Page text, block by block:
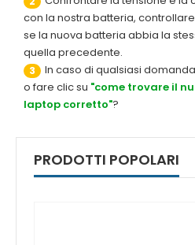
con la nostra batteria,
se la nuova batteria abbia la
quella precedente.
3
In caso di qualsiasi
o fare clic su "come trovare il
laptop corretto"?
PRODOTTI POPOLARI